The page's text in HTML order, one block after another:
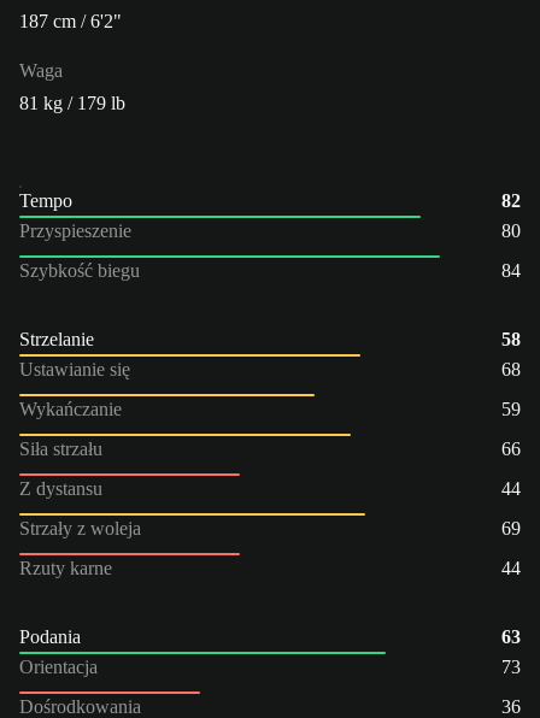
187 cm / 6'2"
Waga
81 kg / 179 lb
Tempo
82
Przyspieszenie
80
Szybkość biegu
84
Strzelanie
58
Ustawianie się
68
Wykańczanie
59
Siła strzału
66
Z dystansu
44
Strzały z woleja
69
Rzuty karne
44
Podania
63
Orientacja
73
Dośrodkowania
36